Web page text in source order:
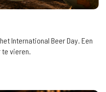
International Beer Day. Een
te vieren.